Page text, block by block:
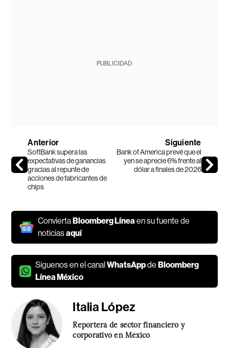
PUBLICIDAD
Anterior
SoftBank supera las
expectativas de ganancias
gracias al repunte de
acciones de fabricantes de
chips
Siguiente
Bank of America prevé que el
yen se aprecie 6% frente al
dólar a finales de 2026
ConviertaBloomberg Líneaen su fuente de
noticiasaquí
Síguenos en el canalWhatsAppdeBloomberg
Línea México
Italia López
Reportera de sector financiero y
corporativo en México